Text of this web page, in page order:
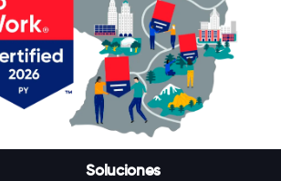
Soluciones